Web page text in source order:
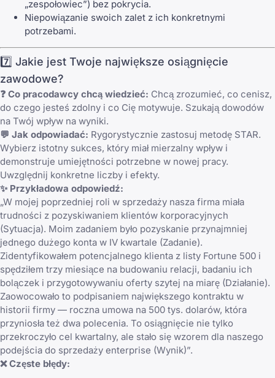
„zespołowiec”) bez pokrycia.
Niepowiązanie swoich zalet z ich konkretnymi
potrzebami.
7️⃣ Jakie jest Twoje największe osiągnięcie
zawodowe?
❓ Co pracodawcy chcą wiedzieć: Chcą zrozumieć, co cenisz,
do czego jesteś zdolny i co Cię motywuje. Szukają dowodów
na Twój wpływ na wyniki.
💬 Jak odpowiadać: Rygorystycznie zastosuj metodę STAR.
Wybierz istotny sukces, który miał mierzalny wpływ i
demonstruje umiejętności potrzebne w nowej pracy.
Uwzględnij konkretne liczby i efekty.
✨ Przykładowa odpowiedź:
„W mojej poprzedniej roli w sprzedaży nasza firma miała
trudności z pozyskiwaniem klientów korporacyjnych
(Sytuacja). Moim zadaniem było pozyskanie przynajmniej
jednego dużego konta w IV kwartale (Zadanie).
Zidentyfikowałem potencjalnego klienta z listy Fortune 500 i
spędziłem trzy miesiące na budowaniu relacji, badaniu ich
bolączek i przygotowywaniu oferty szytej na miarę (Działanie).
Zaowocowało to podpisaniem największego kontraktu w
historii firmy — roczna umowa na 500 tys. dolarów, która
przyniosła też dwa polecenia. To osiągnięcie nie tylko
przekroczyło cel kwartalny, ale stało się wzorem dla naszego
podejścia do sprzedaży enterprise (Wynik)”.
❌ Częste błędy: